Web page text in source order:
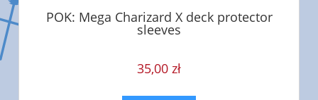
POK: Mega Charizard X deck protector
sleeves
35,00 zł